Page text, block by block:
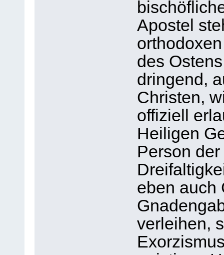
Apostel
des
dringend,
Christen,
offiziell
Heiligen
Person
eben auch
verleihen,